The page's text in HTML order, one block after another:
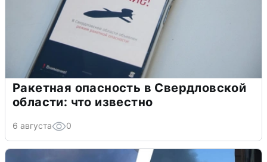
Ракетная опасность в Свердловской
области: что известно
6 августа 0